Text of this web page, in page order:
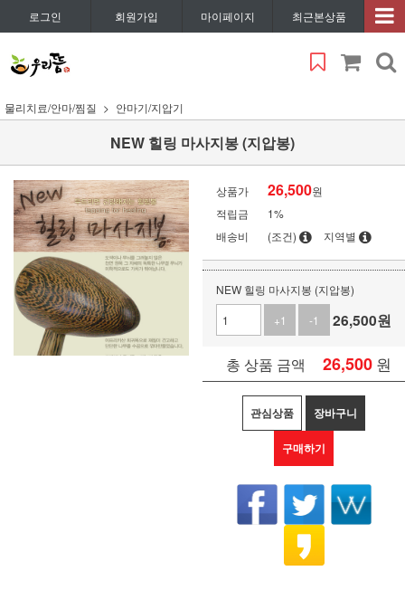
로그인 회원가입 마이페이지 최근본상품
물리치료/안마/찜질 안마기/지압기
NEW 힐링 마사지봉 (지압봉)
상품가 26,500원
적립금
1%
배송비
(조건) 지역별
NEW 힐링 마사지봉 (지압봉)
+1
-1 26,500원
총 상품 금액 26,500 원
관심상품 장바구니
구매하기